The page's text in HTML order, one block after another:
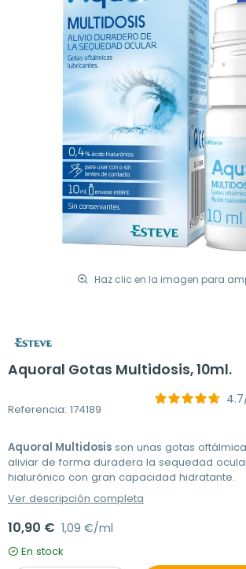
Haz clic en la imagen para
Aquoral Gotas Multidosis, 10ml.
Referencia: 174189
4.7
Aquoral Multidosis son unas gotas
aliviar de forma duradera la sequedad
hialurónico con gran capacidad hidratante.
Ver descripción completa
10,90 € 1,09 €/ml
En stock